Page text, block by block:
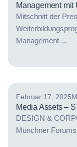
Management mit
Mitschnitt der
Management ...
Februar 17, 2025
Media Assets –
DESIGN &
Münchner